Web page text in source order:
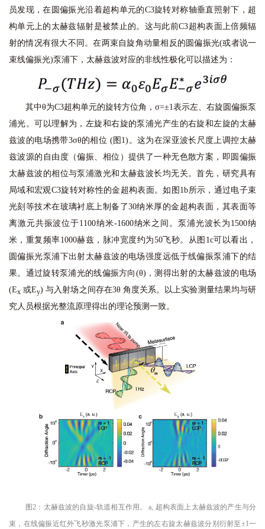
员发现，在圆偏振光沿着超构单元的C3旋转对称轴垂直照射下，超
构单元上的太赫兹辐射是被禁止的。这与此前C3超构表面上倍频辐
射的情况有很大不同。在两束自旋角动量相反的圆偏振光(或者说一
束线偏振光)泵浦下，太赫兹波对应的非线性极化可以描述为：
其中θ为C3超构单元的旋转方位角，σ=±1表示左、右旋圆偏振泵
浦光。可以理解为，左旋和右旋的泵浦光产生的右旋和左旋的太赫
兹波的电场携带3σθ的相位 (图1)。这为在深亚波长尺度上调控太赫
兹波源的自由度（偏振、相位）提供了一种无色散方案，即圆偏振
太赫兹波的相位与泵浦激光和太赫兹波长均无关。首先，研究具有
局域和宏观C3旋转对称性的金超构表面。如图1b所示，通过电子束
光刻等技术在玻璃衬底上制备了30纳米厚的金超构表面，其表面等
离激元共振波位于1100纳米-1600纳米之间。泵浦光波长为1500纳
米，重复频率1000赫兹，脉冲宽度约为50飞秒。从图1c可以看出，
圆偏振光泵浦下出射太赫兹波的电场强度远低于线偏振泵浦下的结
果。通过旋转泵浦光的线偏振方向(θ)，测得出射的太赫兹波的电场
(Ex 或Ey) 与入射场之间存在3θ 角度关系。以上实验测量结果均与研
究人员根据光整流原理得出的理论预测一致。
图2：太赫兹波的自旋-轨道相互作用。 a, 超构表面上太赫兹波的产生与分
束，在线偏振近红外飞秒激光泵浦下，产生的左右旋太赫兹波分别衍射至±1一